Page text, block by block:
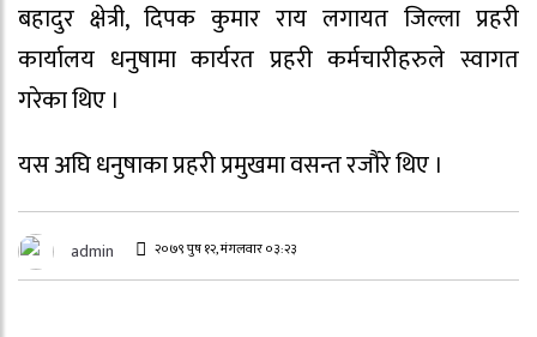
बहादुर क्षेत्री, दिपक कुमार राय लगायत जिल्ला प्रहरी
कार्यालय धनुषामा कार्यरत प्रहरी कर्मचारीहरुले स्वागत
गरेका थिए ।
यस अघि धनुषाका प्रहरी प्रमुखमा वसन्त रजौरे थिए ।
admin २०७९ पुष १२, मंगलवार ०३:२३